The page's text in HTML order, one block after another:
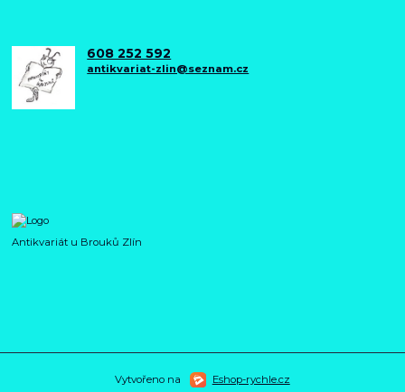
608 252 592
antikvariat-zlin@seznam.cz
Antikvariát u Brouků Zlín
Vytvořeno na Eshop-rychle.cz